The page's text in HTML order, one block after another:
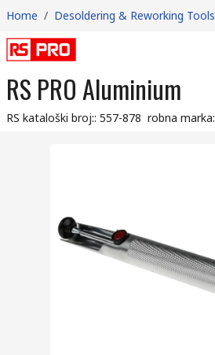
Home / Desoldering & Reworking Tools
RS PRO Aluminium
RS kataloški broj:: 557-878 robna marka: